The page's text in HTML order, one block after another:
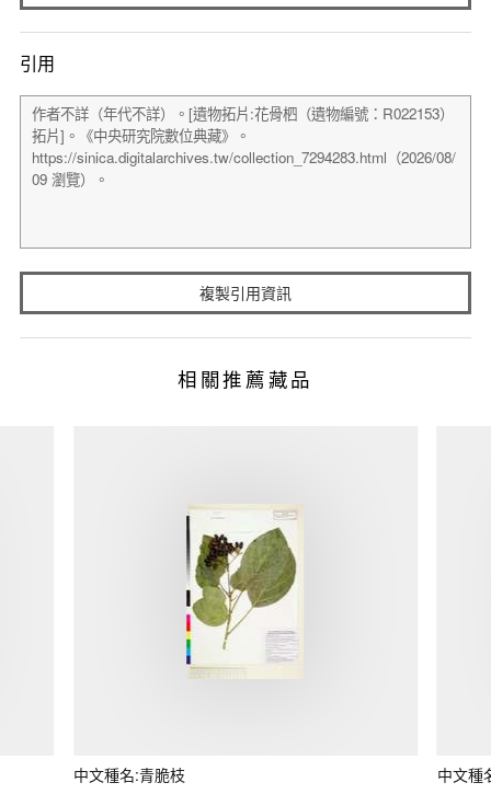
引用
複製引用資訊
相關推薦藏品
中文種名:青脆枝 中文種